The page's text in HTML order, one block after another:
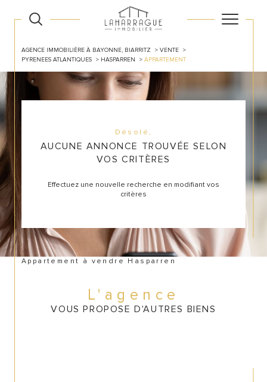
AGENCE IMMOBILIÈRE À BAYONNE, BIARRITZ
VENTE
PYRENEES ATLANTIQUES
HASPARREN APPARTEMENT
Désolé,
AUCUNE ANNONCE TROUVÉE SELON
VOS CRITÈRES
Effectuez une nouvelle recherche en modifiant vos
critères
Appartement à vendre Hasparren
L'agence
VOUS PROPOSE D'AUTRES BIENS